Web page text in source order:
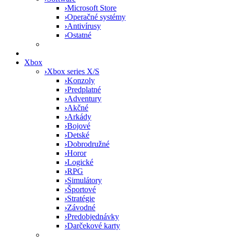
›Microsoft Store
›Operačné systémy
›Antivírusy
›Ostatné
Xbox
›Xbox series X/S
›Konzoly
›Predplatné
›Adventury
›Akčné
›Arkády
›Bojové
›Detské
›Dobrodružné
›Horor
›Logické
›RPG
›Simulátory
›Športové
›Stratégie
›Závodné
›Predobjednávky
›Darčekové karty